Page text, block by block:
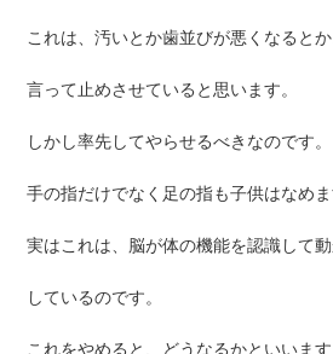
これは、汚いとか歯並びが悪くなるとか
言って止めさせていると思います。
しかし率先してやらせるべきなのです。
手の指だけでなく足の指も子供はなめま
実はこれは、脳が体の機能を認識して
しているのです。
これをやめると、どうなるかといいます